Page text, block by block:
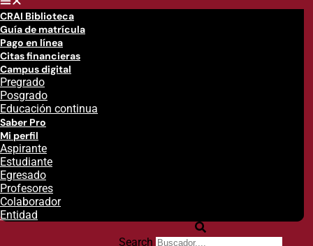
CRAI Biblioteca
Guía de matrícula
Pago en línea
Citas financieras
Campus digital
Pregrado
Posgrado
Educación continua
Saber Pro
Mi perfil
Aspirante
Estudiante
Egresado
Profesores
Colaborador
Entidad
Search